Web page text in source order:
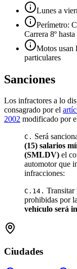
Lunes a
Perímetro:
Carrera 8º
Motos usan
particulares
Sanciones
Los infractores a lo
consagrado por el
2002 modificado por
C. Será
(15) salarios
(SMLDV) el
automotor que
infracciones:
C.14. Transitar
prohibidas por
vehículo será
Ciudades